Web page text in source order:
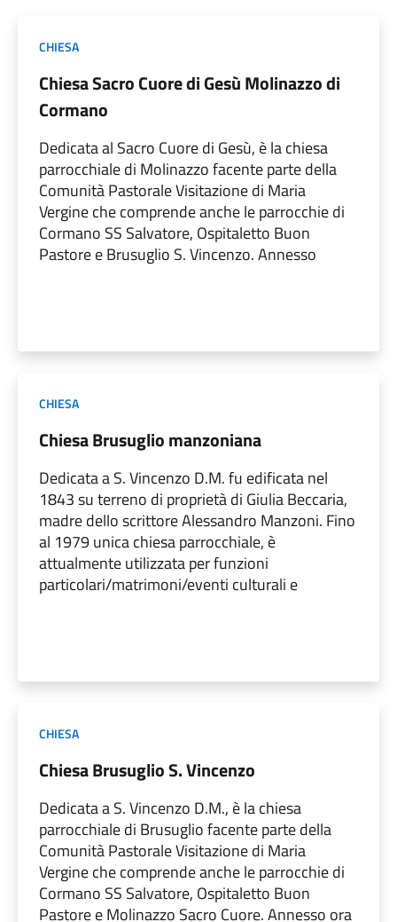
CHIESA
Chiesa Sacro Cuore di Gesù Molinazzo di
Cormano
Dedicata al Sacro Cuore di Gesù, è la chiesa
parrocchiale di Molinazzo facente parte della
Comunità Pastorale Visitazione di Maria
Vergine che comprende anche le parrocchie di
Cormano SS Salvatore, Ospitaletto Buon
Pastore e Brusuglio S. Vincenzo. Annesso
CHIESA
Chiesa Brusuglio manzoniana
Dedicata a S. Vincenzo D.M. fu edificata nel
1843 su terreno di proprietà di Giulia Beccaria,
madre dello scrittore Alessandro Manzoni. Fino
al 1979 unica chiesa parrocchiale, è
attualmente utilizzata per funzioni
particolari/matrimoni/eventi culturali e
CHIESA
Chiesa Brusuglio S. Vincenzo
Dedicata a S. Vincenzo D.M., è la chiesa
parrocchiale di Brusuglio facente parte della
Comunità Pastorale Visitazione di Maria
Vergine che comprende anche le parrocchie di
Cormano SS Salvatore, Ospitaletto Buon
Pastore e Molinazzo Sacro Cuore. Annesso ora